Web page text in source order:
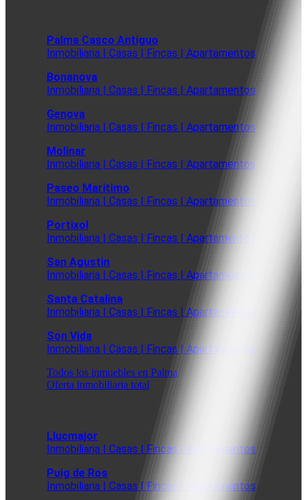
Palma Casco Antiguo
Inmobiliaria | Casas | Fincas | Apartamentos
Bonanova
Inmobiliaria | Casas | Fincas | Apartamentos
Genova
Inmobiliaria | Casas | Fincas | Apartamentos
Molinar
Inmobiliaria | Casas | Fincas | Apartamentos
Paseo Maritimo
Inmobiliaria | Casas | Fincas | Apartamentos
Portixol
Inmobiliaria | Casas | Fincas | Apartamentos
San Agustin
Inmobiliaria | Casas | Fincas | Apartamentos
Santa Catalina
Inmobiliaria | Casas | Fincas | Apartamentos
Son Vida
Inmobiliaria | Casas | Fincas | Apartamentos
Todos los inmuebles en Palma
Oferta inmobiliaria total
Llucmajor
Inmobiliaria | Casas | Fincas | Apartamentos
Puig de Ros
Inmobiliaria | Casas | Fincas | Apartamentos